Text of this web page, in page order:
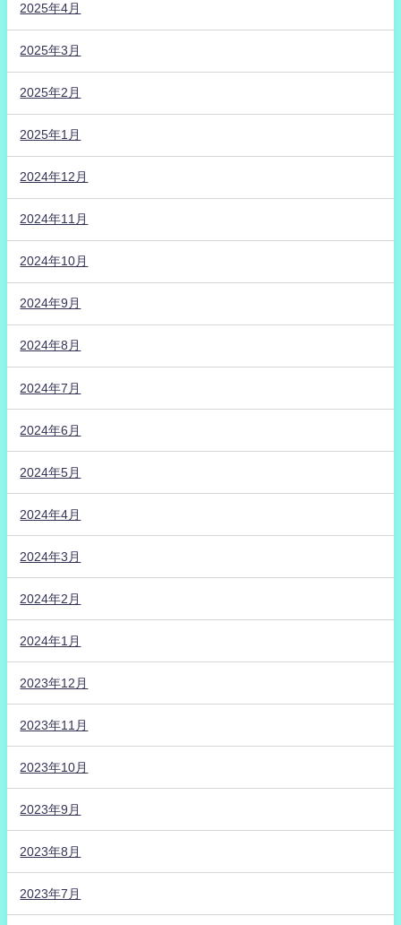
2025年4月
2025年3月
2025年2月
2025年1月
2024年12月
2024年11月
2024年10月
2024年9月
2024年8月
2024年7月
2024年6月
2024年5月
2024年4月
2024年3月
2024年2月
2024年1月
2023年12月
2023年11月
2023年10月
2023年9月
2023年8月
2023年7月